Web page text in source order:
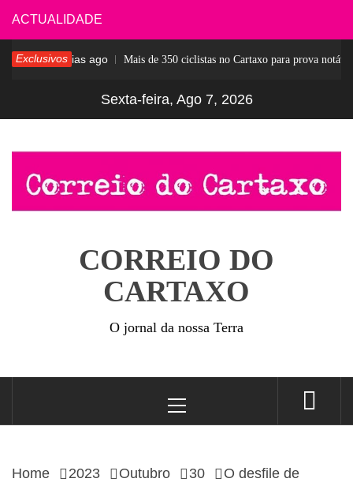
Skip
to
content
ACTUALIDADE
Exclusivos5 dias ago Mais de 350 ciclistas no Cartaxo para prova notável
Sexta-feira, Ago 7, 2026
CORREIO DO
CARTAXO
O jornal da nossa Terra
Menu
Home 2023 Outubro 30
O desfile de